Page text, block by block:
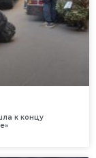
к концу